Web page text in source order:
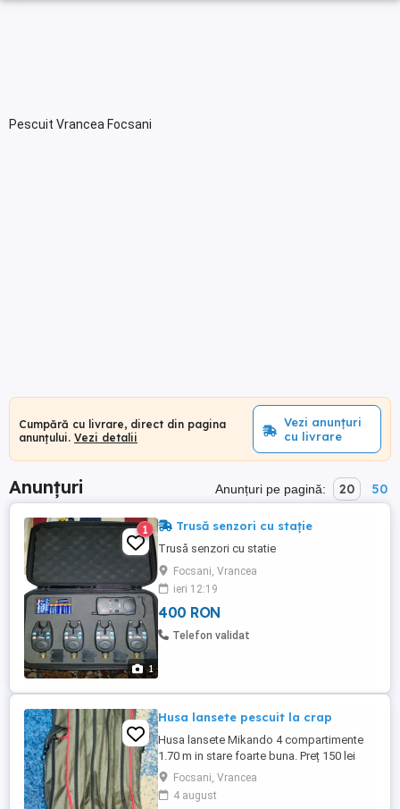
Pescuit Vrancea Focsani
Cumpără cu livrare, direct din pagina
anunțului. Vezi detalii
Vezi anunțuri
cu livrare
Anunțuri Anunțuri pe pagină: 20 50
1
1 Trusă senzori cu stație
Trusă senzori cu statie
Focsani, Vrancea
ieri 12:19
400 RON
Telefon validat
Husa lansete pescuit la crap
Husa lansete Mikando 4 compartimente
1.70 m in stare foarte buna. Preț 150 lei
Cizme sold mărimea 43-44 100 lei
Focsani, Vrancea
4 august